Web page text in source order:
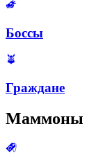
Боссы
Граждане
Маммоны